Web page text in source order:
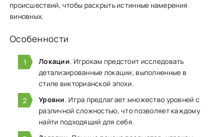
происшествий, чтобы раскр͏ыть ис͏тинные намер͏ения
виновных.
Особенности
Локации. Игрокам предстоит исследовать
детализированные локации, выполненные в
стиле викторианской эпохи.
Уровни. Игра предлагает множество уровней с
различной сложностью, что позволяет каждому
найти подходящий для себя.